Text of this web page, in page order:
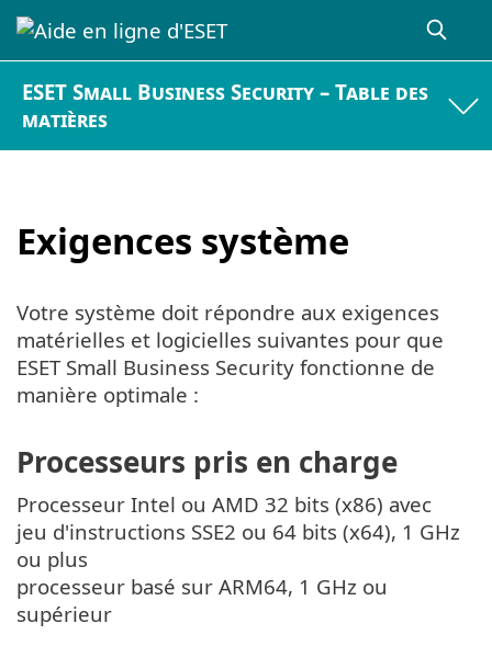
ESET Small Business Security – Table des
matières
Exigences système
Votre système doit répondre aux exigences
matérielles et logicielles suivantes pour que
ESET Small Business Security fonctionne de
manière optimale :
Processeurs pris en charge
Processeur Intel ou AMD 32 bits (x86) avec
jeu d'instructions SSE2 ou 64 bits (x64), 1 GHz
ou plus
processeur basé sur ARM64, 1 GHz ou
supérieur